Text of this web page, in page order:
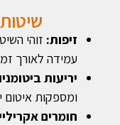
זיפות: זוהי
עמידה לאורך
יריעות
ומספקות איטום
חומרים